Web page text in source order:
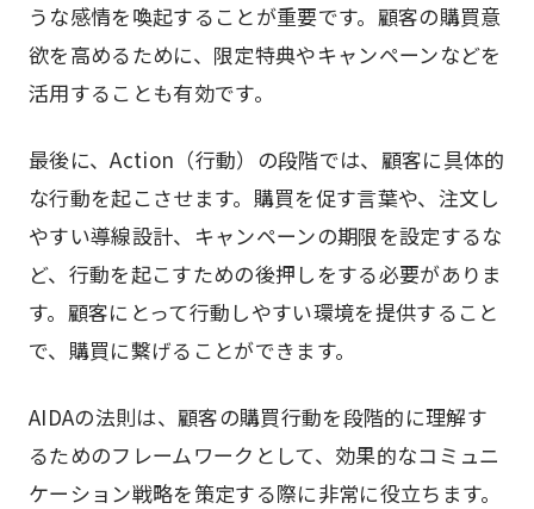
うな感情を喚起することが重要です。顧客の購買意
欲を高めるために、限定特典やキャンペーンなどを
活用することも有効です。
最後に、Action（行動）の段階では、顧客に具体的
な行動を起こさせます。購買を促す言葉や、注文し
やすい導線設計、キャンペーンの期限を設定するな
ど、行動を起こすための後押しをする必要がありま
す。顧客にとって行動しやすい環境を提供すること
で、購買に繋げることができます。
AIDAの法則は、顧客の購買行動を段階的に理解す
るためのフレームワークとして、効果的なコミュニ
ケーション戦略を策定する際に非常に役立ちます。